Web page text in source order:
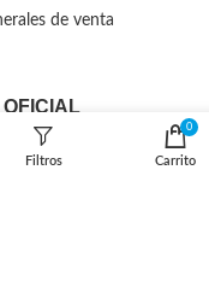
de venta
OFICIAL
Filtros
0
Carrito